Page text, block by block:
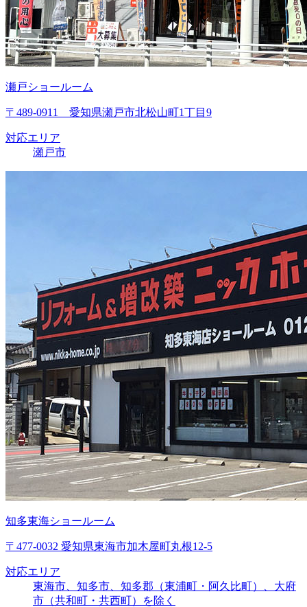
瀬戸ショールーム
〒489-0911 愛知県瀬戸市北松山町1丁目9
対応エリア
瀬戸市
知多東海ショールーム
〒477-0032 愛知県東海市加木屋町丸根12-5
対応エリア
東海市、知多市、知多郡（東浦町・阿久比町）、大府
市（共和町・共西町）を除く